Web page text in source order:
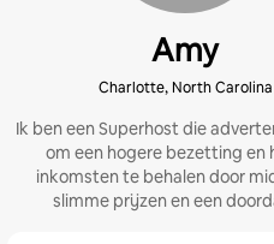
Amy
Charlotte, North Carolina
Ik ben een Superhost die
om een hogere bezetting en
inkomsten te behalen door
slimme prijzen en een